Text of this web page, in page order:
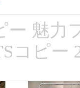
ー 魅力
コピー